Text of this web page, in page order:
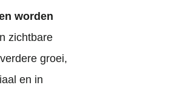
worden
zichtbare
groei,
en in